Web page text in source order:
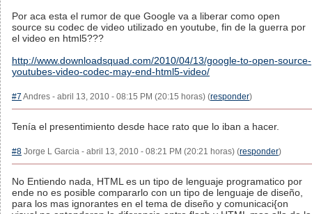
Por aca esta el rumor de que Google va a liberar como open
source su codec de video utilizado en youtube, fin de la guerra por
el video en html5???
http://www.downloadsquad.com/2010/04/13/google-to-open-source-
youtubes-video-codec-may-end-html5-video/
#7 Andres - abril 13, 2010 - 08:15 PM (20:15 horas) (responder)
Tenía el presentimiento desde hace rato que lo iban a hacer.
#8 Jorge L Garcia - abril 13, 2010 - 08:21 PM (20:21 horas) (responder)
No Entiendo nada, HTML es un tipo de lenguaje programatico por
ende no es posible compararlo con un tipo de lenguaje de diseño,
para los mas ignorantes en el tema de diseño y comunicaci{on